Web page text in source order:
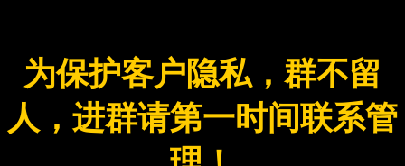
为保护客户隐私，群不留
人，进群请第一时间联系管